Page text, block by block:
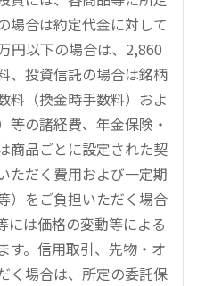
場合は約定代金に対して
円以下の場合は、2,860
、投資信託の場合は銘柄
料（換金時手数料）およ
等の諸経費、年金保険・
商品ごとに設定された契
ただく費用および一定期
）をご負担いただく場合
には価格の変動等による
す。信用取引、先物・オ
く場合は、所定の委託保